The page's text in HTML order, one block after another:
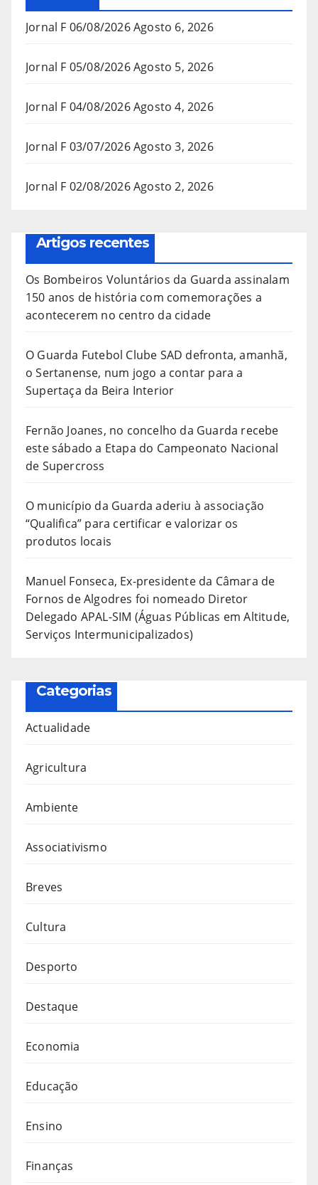
Jornal F 06/08/2026Agosto 6, 2026
Jornal F 05/08/2026Agosto 5, 2026
Jornal F 04/08/2026Agosto 4, 2026
Jornal F 03/07/2026Agosto 3, 2026
Jornal F 02/08/2026Agosto 2, 2026
Artigos recentes
Os Bombeiros Voluntários da Guarda assinalam
150 anos de história com comemorações a
acontecerem no centro da cidade
O Guarda Futebol Clube SAD defronta, amanhã,
o Sertanense, num jogo a contar para a
Supertaça da Beira Interior
Fernão Joanes, no concelho da Guarda recebe
este sábado a Etapa do Campeonato Nacional
de Supercross
O município da Guarda aderiu à associação
“Qualifica” para certificar e valorizar os
produtos locais
Manuel Fonseca, Ex-presidente da Câmara de
Fornos de Algodres foi nomeado Diretor
Delegado APAL-SIM (Águas Públicas em Altitude,
Serviços Intermunicipalizados)
Categorias
Actualidade
Agricultura
Ambiente
Associativismo
Breves
Cultura
Desporto
Destaque
Economia
Educação
Ensino
Finanças